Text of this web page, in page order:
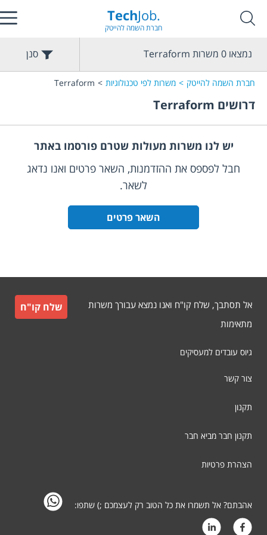
TechJob.
חברת השמה להייטק
חברת השמה להייטק משרות לפי טכנולוגיות Terraform
דרושים Terraform
נמצאו 0 משרות Terraform סנן
יש לנו משרות מעולות שטרם פורסמו באתר
חבל לפספס את ההזדמנות, השאר פרטים ואנו נדאג
לשאר.
השאר פרטים
אל תסתבך, שלח קו"ח ואנו נמצא עבורך משרות
מתאימות
שלח קו"ח
גיוס עובדים למעסיקים
צור קשר
תקנון
תקנון חבר מביא חבר
הצהרת פרטיות
אהבתם? אל תשמרו את כל הטוב רק לעצמכם ;) שתפו: